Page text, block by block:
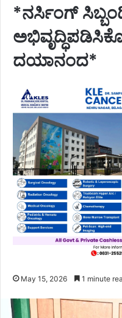
*ನರ್ಸಿಂಗ್
ದಯಾನಂದ*
May 15, 2026 1 minute